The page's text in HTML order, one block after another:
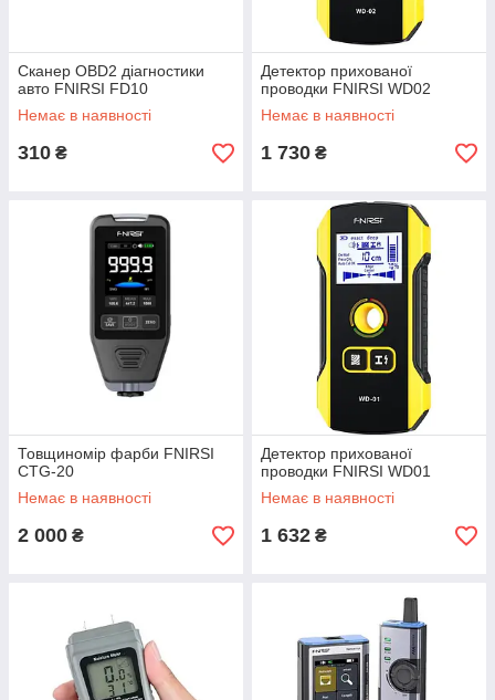
Сканер OBD2 діагностики
авто FNIRSI FD10
Немає в наявності
310 ₴
Детектор прихованої
проводки FNIRSI WD02
Немає в наявності
1 730 ₴
Товщиномір фарби FNIRSI
CTG-20
Немає в наявності
2 000 ₴
Детектор прихованої
проводки FNIRSI WD01
Немає в наявності
1 632 ₴